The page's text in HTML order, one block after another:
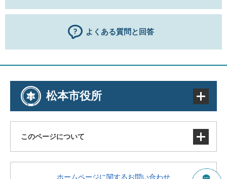
よくある質問と回答
松本市役所
このページについて
ホームページに関するお問い合わせ